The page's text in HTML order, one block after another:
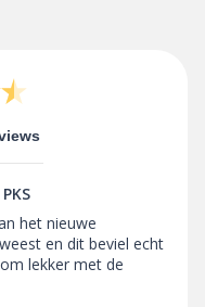
het nieuwe
en dit beviel echt
lekker met de